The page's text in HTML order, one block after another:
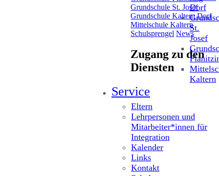
Dorf
St.
Josef
Kaltern
Service
Eltern
Lehrpersonen und
Mitarbeiter*innen für
Integration
Kalender
Links
Kontakt
Grundschule St. Josef
Grundschule Kaltern Dorf
Mittelschule Kaltern
Schulsprengel News
Zugang zu den
Diensten